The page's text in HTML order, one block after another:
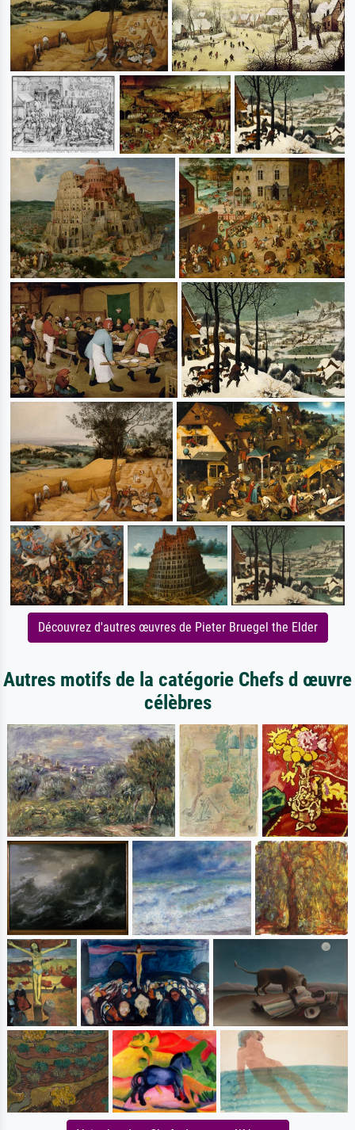
Découvrez d'autres œuvres de Pieter Bruegel the Elder
Autres motifs de la catégorie Chefs d œuvre
célèbres